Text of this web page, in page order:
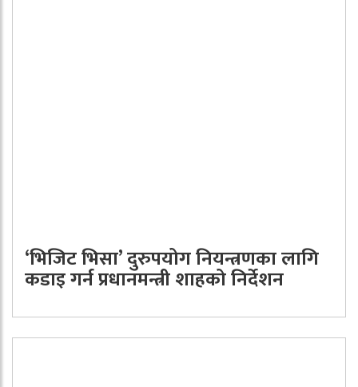
‘भिजिट भिसा’ दुरुपयोग नियन्त्रणका लागि
कडाइ गर्न प्रधानमन्त्री शाहको निर्देशन